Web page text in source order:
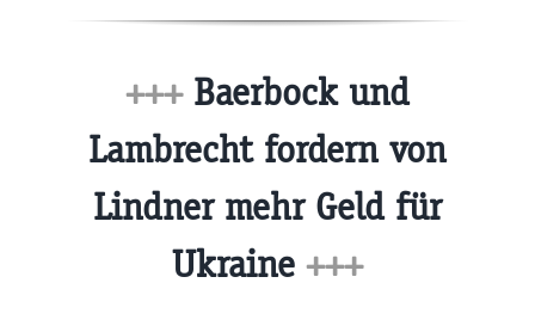
+++Baerbock und
Lambrecht fordern von
Lindner mehr Geld für
Ukraine +++